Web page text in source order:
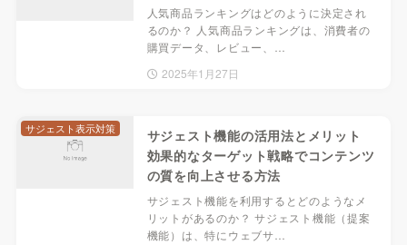
人気商品ランキングはどのように決定され
るのか？ 人気商品ランキングは、消費者の
購買データ、レビュー、…
2025年1月27日
サジェスト機能の活用法とメリット
効果的なターゲット戦略でコンテンツ
の質を向上させる方法
サジェスト機能を利用するとどのようなメ
リットがあるのか？ サジェスト機能（提案
機能）は、特にウェブサ…
サジェスト表示対策